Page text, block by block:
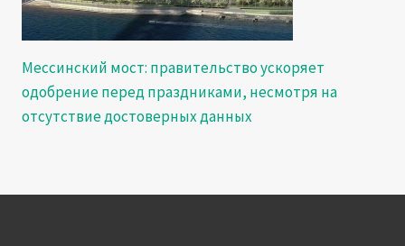
Мессинский мост: правительство ускоряет
одобрение перед праздниками, несмотря на
отсутствие достоверных данных